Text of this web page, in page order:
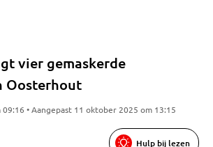
vier gemaskerde
Oosterhout
• Aangepast 11 oktober 2025 om 13:15
Hulp bij lezen